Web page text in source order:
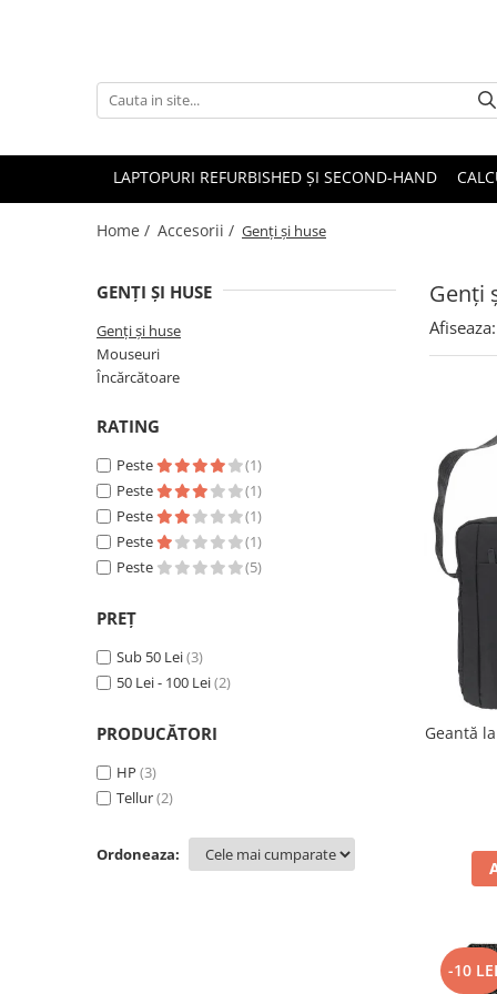
Genți și huse
Mouseuri
LAPTOPURI REFURBISHED ȘI SECOND-HAND
Home / Accesorii / Genți și huse
Genți
GENȚI ȘI HUSE
Genți și huse
Mouseuri
Încărcătoare
RATING
Peste
(1)
Peste
(1)
Peste
(1)
Peste
(1)
Peste
(5)
PREȚ
Sub 50 Lei(3)
50 Lei - 100 Lei(2)
PRODUCĂTORI
HP (3)
Tellur(2)
Ordoneaza:
Afiseaza:
Geantă
-10 LEI